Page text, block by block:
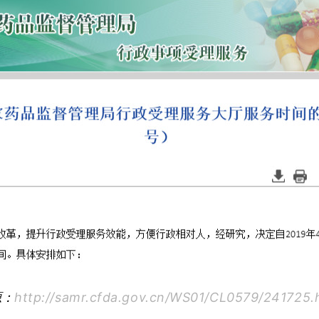
http://samr.cfda.gov.cn/WS01/CL0579/